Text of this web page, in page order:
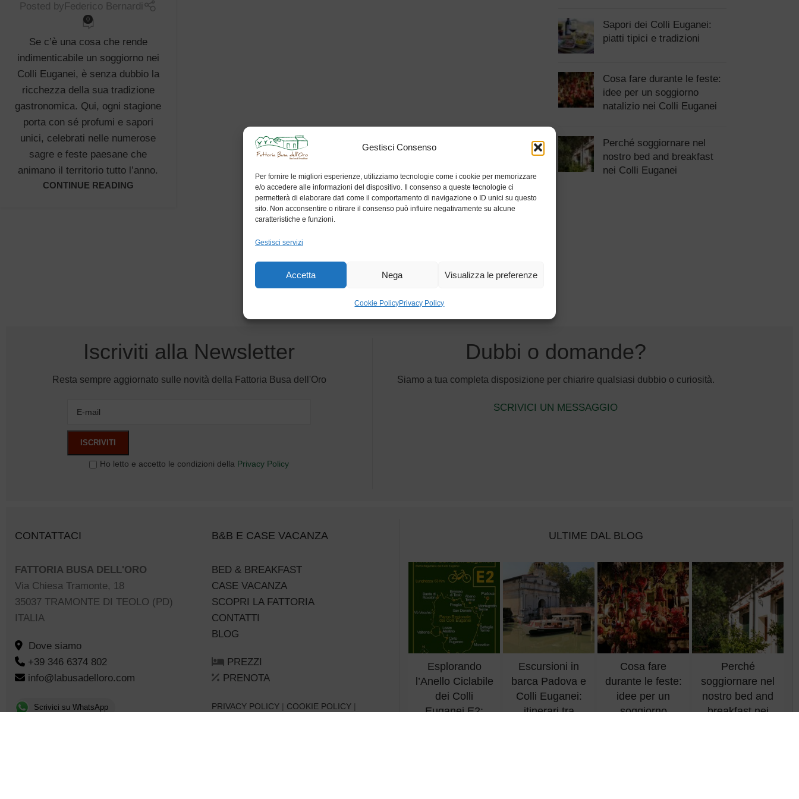
Gestisci Consenso
Per fornire le migliori esperienze, utilizziamo tecnologie come i cookie per memorizzare
e/o accedere alle informazioni del dispositivo. Il consenso a queste tecnologie ci
permetterà di elaborare dati come il comportamento di navigazione o ID unici su questo
sito. Non acconsentire o ritirare il consenso può influire negativamente su alcune
caratteristiche e funzioni.
Gestisci servizi
Accetta Nega Visualizza le preferenze
Cookie PolicyPrivacy Policy
Posted by Federico Bernardi
0
Se c’è una cosa che rende
indimenticabile un soggiorno nei
Colli Euganei, è senza dubbio la
ricchezza della sua tradizione
gastronomica. Qui, ogni stagione
porta con sé profumi e sapori
unici, celebrati nelle numerose
sagre e feste paesane che
animano il territorio tutto l’anno.
CONTINUE READING
Sapori dei Colli Euganei:
piatti tipici e tradizioni
Cosa fare durante le feste:
idee per un soggiorno
natalizio nei Colli Euganei
Perché soggiornare nel
nostro bed and breakfast
nei Colli Euganei
Iscriviti alla Newsletter
Resta sempre aggiornato sulle novità della Fattoria Busa dell'Oro
Ho letto e accetto le condizioni della Privacy Policy
Dubbi o domande?
Siamo a tua completa disposizione per chiarire qualsiasi dubbio o curiosità.
SCRIVICI UN MESSAGGIO
CONTATTACI
FATTORIA BUSA DELL'ORO
Via Chiesa Tramonte, 18
35037 TRAMONTE DI TEOLO (PD)
ITALIA
Dove siamo
+39 346 6374 802
info@labusadelloro.com
Scrivici su WhatsApp
B&B E CASE VACANZA
BED & BREAKFAST
CASE VACANZA
SCOPRI LA FATTORIA
CONTATTI
BLOG
PREZZI
PRENOTA
PRIVACY POLICY COOKIE POLICY
ULTIME DAL BLOG
Esplorando
l’Anello Ciclabile
dei Colli
Euganei E2:
Escursioni in
barca Padova e
Colli Euganei:
itinerari tra
Cosa fare
durante le feste:
idee per un
soggiorno
Perché
soggiornare nel
nostro bed and
breakfast nei